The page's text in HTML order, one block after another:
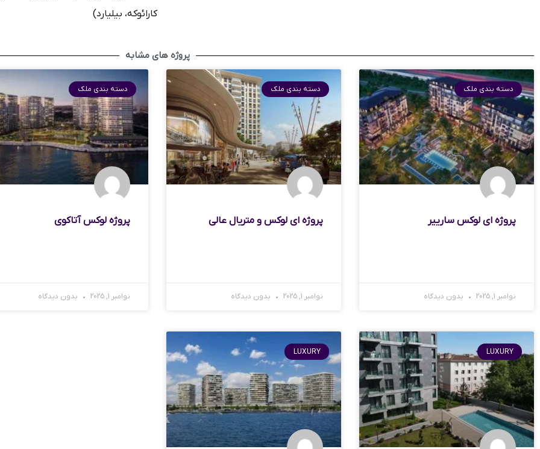
کارائوکه، بیلیارد)
پروژه های مشابه
دسته بندی ملک
پروژه ای لوکس سارییر
نوامبر 1, 2025 بدون دیدگاه
دسته بندی ملک
پروژه ای لوکس و متریال عالی
نوامبر 1, 2025 بدون دیدگاه
دسته بندی ملک
پروژه لوکس آتاکوی
نوامبر 1, 2025 بدون دیدگاه
LUXURY
LUXURY